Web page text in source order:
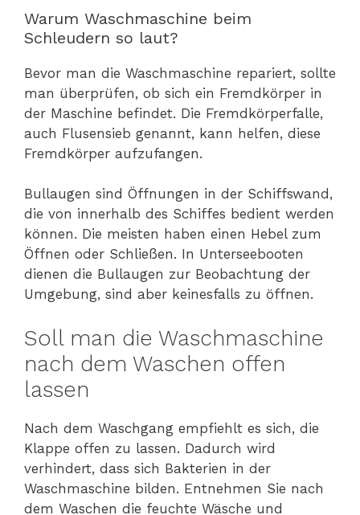
Warum Waschmaschine beim
Schleudern so laut?
Bevor man die Waschmaschine repariert, sollte
man überprüfen, ob sich ein Fremdkörper in
der Maschine befindet. Die Fremdkörperfalle,
auch Flusensieb genannt, kann helfen, diese
Fremdkörper aufzufangen.
Bullaugen sind Öffnungen in der Schiffswand,
die von innerhalb des Schiffes bedient werden
können. Die meisten haben einen Hebel zum
Öffnen oder Schließen. In Unterseebooten
dienen die Bullaugen zur Beobachtung der
Umgebung, sind aber keinesfalls zu öffnen.
Soll man die Waschmaschine
nach dem Waschen offen
lassen
Nach dem Waschgang empfiehlt es sich, die
Klappe offen zu lassen. Dadurch wird
verhindert, dass sich Bakterien in der
Waschmaschine bilden. Entnehmen Sie nach
dem Waschen die feuchte Wäsche und